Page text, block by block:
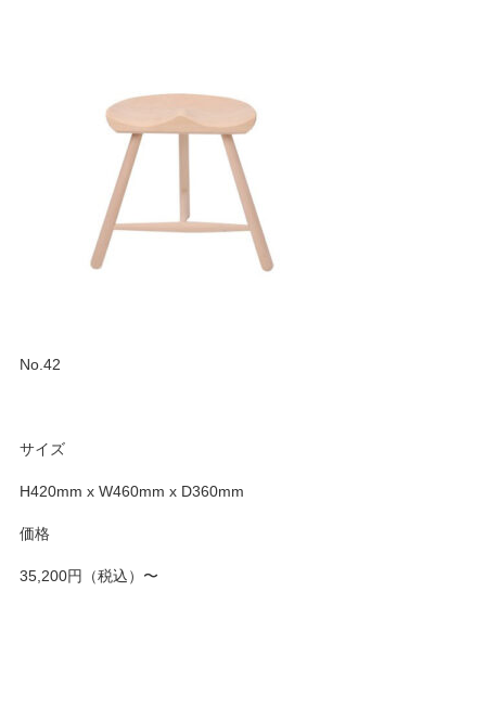
No.42
サイズ
H420mm x W460mm x D360mm
価格
35,200円（税込）〜